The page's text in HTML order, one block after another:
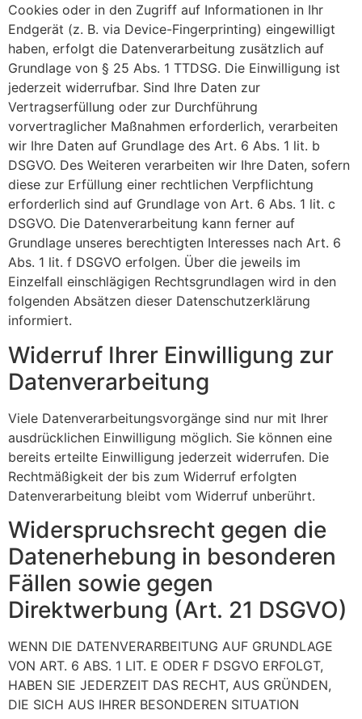
Cookies oder in den Zugriff auf Informationen in Ihr
Endgerät (z. B. via Device-Fingerprinting) eingewilligt
haben, erfolgt die Datenverarbeitung zusätzlich auf
Grundlage von § 25 Abs. 1 TTDSG. Die Einwilligung ist
jederzeit widerrufbar. Sind Ihre Daten zur
Vertragserfüllung oder zur Durchführung
vorvertraglicher Maßnahmen erforderlich, verarbeiten
wir Ihre Daten auf Grundlage des Art. 6 Abs. 1 lit. b
DSGVO. Des Weiteren verarbeiten wir Ihre Daten, sofern
diese zur Erfüllung einer rechtlichen Verpflichtung
erforderlich sind auf Grundlage von Art. 6 Abs. 1 lit. c
DSGVO. Die Datenverarbeitung kann ferner auf
Grundlage unseres berechtigten Interesses nach Art. 6
Abs. 1 lit. f DSGVO erfolgen. Über die jeweils im
Einzelfall einschlägigen Rechtsgrundlagen wird in den
folgenden Absätzen dieser Datenschutzerklärung
informiert.
Widerruf Ihrer Einwilligung zur
Datenverarbeitung
Viele Datenverarbeitungsvorgänge sind nur mit Ihrer
ausdrücklichen Einwilligung möglich. Sie können eine
bereits erteilte Einwilligung jederzeit widerrufen. Die
Rechtmäßigkeit der bis zum Widerruf erfolgten
Datenverarbeitung bleibt vom Widerruf unberührt.
Widerspruchsrecht gegen die
Datenerhebung in besonderen
Fällen sowie gegen
Direktwerbung (Art. 21 DSGVO)
WENN DIE DATENVERARBEITUNG AUF GRUNDLAGE
VON ART. 6 ABS. 1 LIT. E ODER F DSGVO ERFOLGT,
HABEN SIE JEDERZEIT DAS RECHT, AUS GRÜNDEN,
DIE SICH AUS IHRER BESONDEREN SITUATION